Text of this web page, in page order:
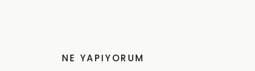
NE YAPIYORUM